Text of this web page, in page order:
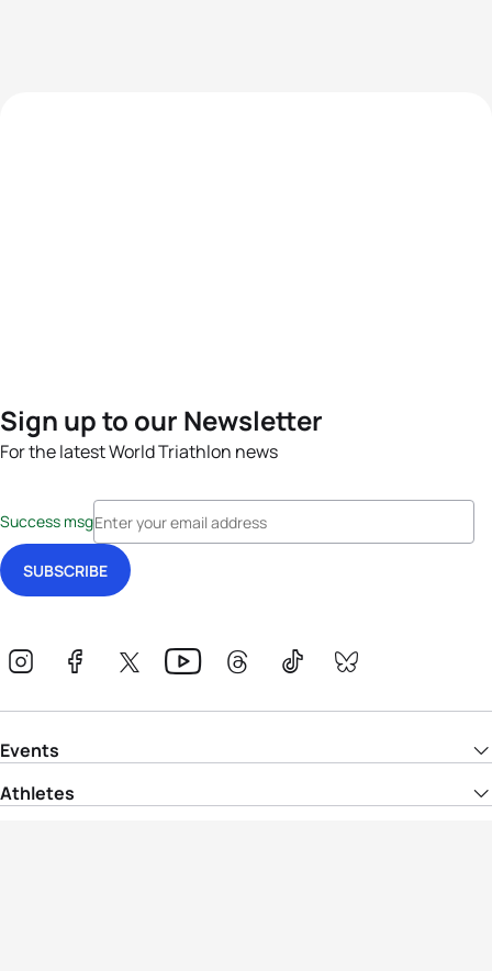
Sign up to our Newsletter
For the latest World Triathlon news
Success msg
Events
Athletes